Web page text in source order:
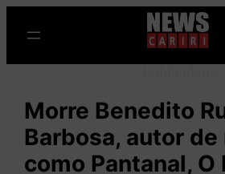
para
o
Morre Benedito
Barbosa, autor de
como Pantanal, O